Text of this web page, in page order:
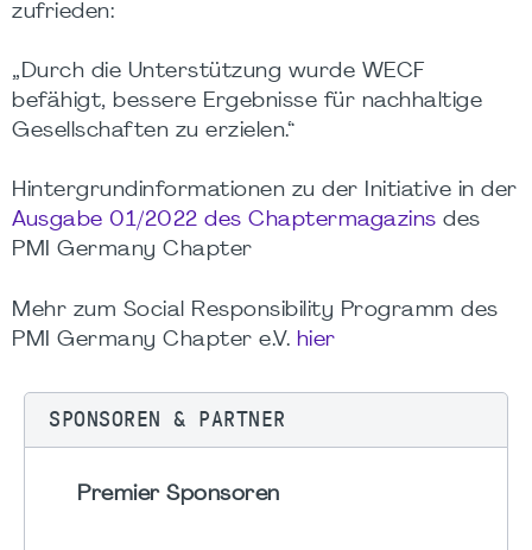
zufrieden:
„Durch die Unterstützung wurde WECF
befähigt, bessere Ergebnisse für nachhaltige
Gesellschaften zu erzielen.“
Hintergrundinformationen zu der Initiative in der
Ausgabe 01/2022 des Chaptermagazins des
PMI Germany Chapter
Mehr zum Social Responsibility Programm des
PMI Germany Chapter e.V. hier
SPONSOREN & PARTNER
Premier Sponsoren